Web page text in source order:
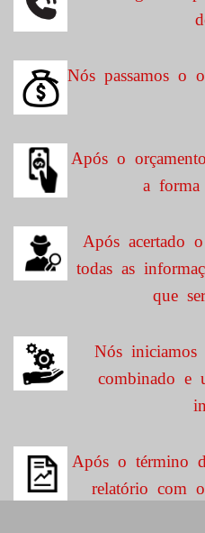
Nós passamos o
Após o
a forma
Após acertado
todas as
que
Nós
combinado e
Após o término
relatório com